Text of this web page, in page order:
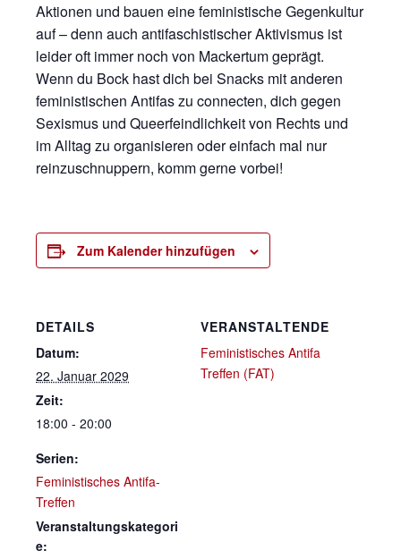
Aktionen und bauen eine feministische Gegenkultur
auf – denn auch antifaschistischer Aktivismus ist
leider oft immer noch von Mackertum geprägt.
Wenn du Bock hast dich bei Snacks mit anderen
feministischen Antifas zu connecten, dich gegen
Sexismus und Queerfeindlichkeit von Rechts und
im Alltag zu organisieren oder einfach mal nur
reinzuschnuppern, komm gerne vorbei!
Zum Kalender hinzufügen
DETAILS
Datum:
22. Januar 2029
Zeit:
18:00 - 20:00
Serien:
Feministisches Antifa-
Treffen
Veranstaltungskategori
e:
VERANSTALTENDE
Feministisches Antifa
Treffen (FAT)